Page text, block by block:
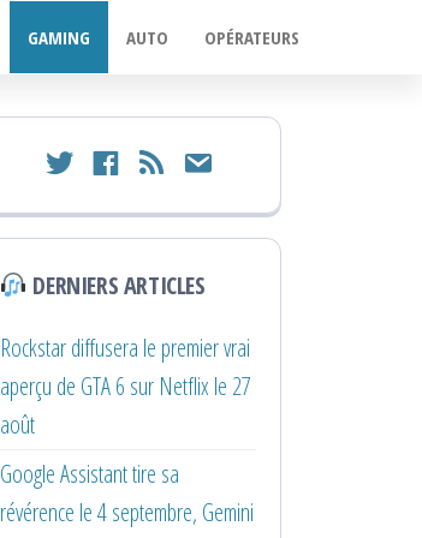
GAMING AUTO OPÉRATEURS
twitter facebook
rss email
DERNIERS ARTICLES
Rockstar diffusera le premier vrai
aperçu de GTA 6 sur Netflix le 27
août
Google Assistant tire sa
révérence le 4 septembre, Gemini